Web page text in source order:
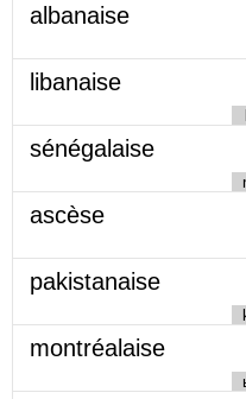
albanaise
libanaise
l
sénégalaise
ascèse
pakistanaise
montréalaise